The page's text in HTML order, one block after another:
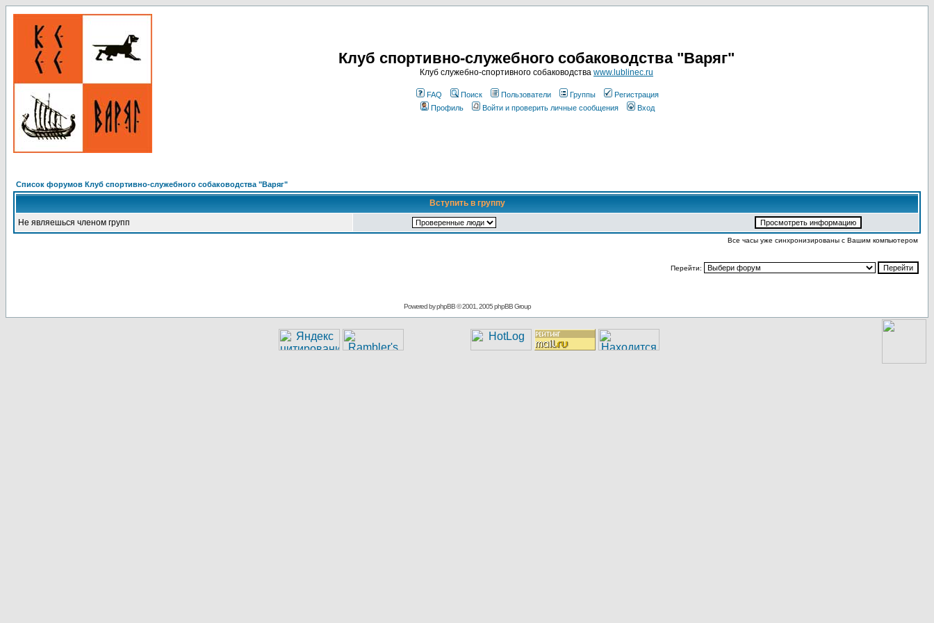
Клуб спортивно-служебного собаководства "Варяг"
Клуб служебно-спортивного собаководства www.lublinec.ru
FAQ Поиск Пользователи Группы
Регистрация
Профиль
Войти и проверить личные сообщения Вход
Список форумов Клуб спортивно-служебного собаководства "Варяг"
Вступить в группу
Не являешься членом групп
Все часы уже синхронизированы с Вашим компьютером
Перейти:
Powered byphpBB© 2001, 2005 phpBB Group